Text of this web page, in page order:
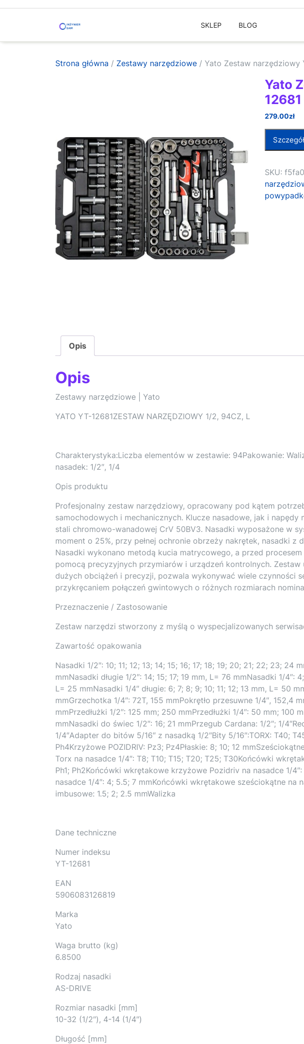
SKLEP BLOG
Strona główna / Zestawy narzędziowe / Yato Zestaw narzędziowy
Yato
12681
279.00zł
SKU:
Opis
Opis
Zestawy narzędziowe | Yato
YATO YT-12681ZESTAW NARZĘDZIOWY 1/2, 94CZ, L
Charakterystyka:Liczba elementów w zestawie: 94Pakowanie:
nasadek: 1/2″, 1/4
Opis produktu
Profesjonalny zestaw narzędziowy, opracowany pod kątem
samochodowych i mechanicznych. Klucze nasadowe, jak i napędy
stali chromowo-wanadowej CrV 50BV3. Nasadki wyposażone w
moment o 25%, przy pełnej ochronie obrzeży nakrętek, nasadki
Nasadki wykonano metodą kucia matrycowego, a przed
pomocą precyzyjnych przymiarów i urządzeń kontrolnych.
dużych obciążeń i precyzji, pozwala wykonywać wiele czynności
przykręcaniem połączeń gwintowych o różnych rozmiarach
Przeznaczenie / Zastosowanie
Zestaw narzędzi stworzony z myślą o wyspecjalizowanych
Zawartość opakowania
Nasadki 1/2″: 10; 11; 12; 13; 14; 15; 16; 17; 18; 19; 20; 21; 22; 23;
mmNasadki długie 1/2″: 14; 15; 17; 19 mm, L= 76 mmNasadki 1/4″:
L= 25 mmNasadki 1/4″ długie: 6; 7; 8; 9; 10; 11; 12; 13 mm, L= 50
mmGrzechotka 1/4″: 72T, 155 mmPokrętło przesuwne 1/4″, 152,4
mmPrzedłużki 1/2″: 125 mm; 250 mmPrzedłużki 1/4″: 50 mm; 100
mmNasadki do świec 1/2″: 16; 21 mmPrzegub Cardana: 1/2″; 1/
1/4″Adapter do bitów 5/16″ z nasadką 1/2″Bity 5/16″:TORX: T40;
Ph4Krzyżowe POZIDRIV: Pz3; Pz4Płaskie: 8; 10; 12
Torx na nasadce 1/4″: T8; T10; T15; T20; T25; T30Końcówki
Ph1; Ph2Końcówki wkrętakowe krzyżowe Pozidriv na nasadce 1/
nasadce 1/4″: 4; 5.5; 7 mmKońcówki wkrętakowe sześciokątne na
imbusowe: 1.5; 2; 2.5 mmWalizka
Dane techniczne
Numer indeksu
YT-12681
EAN
5906083126819
Marka
Yato
Waga brutto (kg)
6.8500
Rodzaj nasadki
AS-DRIVE
Rozmiar nasadki [mm]
10-32 (1/2″), 4-14 (1/4″)
Długość [mm]